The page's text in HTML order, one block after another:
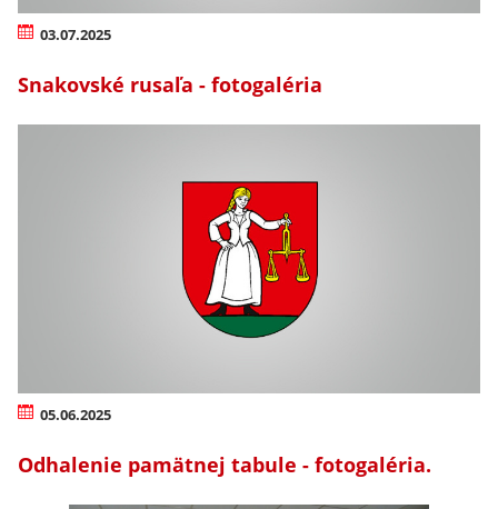
03.07.2025
Snakovské rusaľa - fotogaléria
05.06.2025
Odhalenie pamätnej tabule - fotogaléria.